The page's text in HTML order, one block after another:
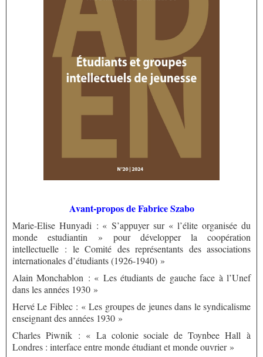
Avant-propos de Fabrice Szabo
Marie-Elise Hunyadi: « S’appuyer sur « l’élite organisée du
monde estudiantin » pour développer la coopération
intellectuelle : le Comité des représentants des associations
internationales d’étudiants (1926-1940) »
Alain Monchablon : « Les étudiants de gauche face à l’Unef
dans les années 1930 »
Hervé Le Fiblec : « Les groupes de jeunes dans le syndicalisme
enseignant des années 1930 »
Charles Piwnik : « La colonie sociale de Toynbee Hall à
Londres : interface entre monde étudiant et monde ouvrier »